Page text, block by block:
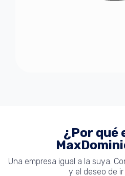
¿Por qué
Una empresa igual a la suya.
y el deseo de